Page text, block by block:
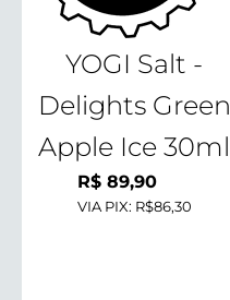
YOGI Salt -
Delights Green
Apple Ice 30ml
R$89,90
VIA PIX: R$86,30